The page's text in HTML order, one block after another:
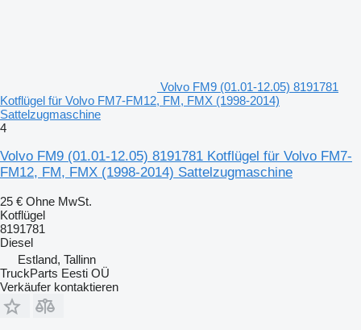
Volvo FM9 (01.01-12.05) 8191781
Kotflügel für Volvo FM7-FM12, FM, FMX (1998-2014)
Sattelzugmaschine
4
Volvo FM9 (01.01-12.05) 8191781 Kotflügel für Volvo FM7-
FM12, FM, FMX (1998-2014) Sattelzugmaschine
25 € Ohne MwSt.
Kotflügel
8191781
Diesel
Estland, Tallinn
TruckParts Eesti OÜ
Verkäufer kontaktieren